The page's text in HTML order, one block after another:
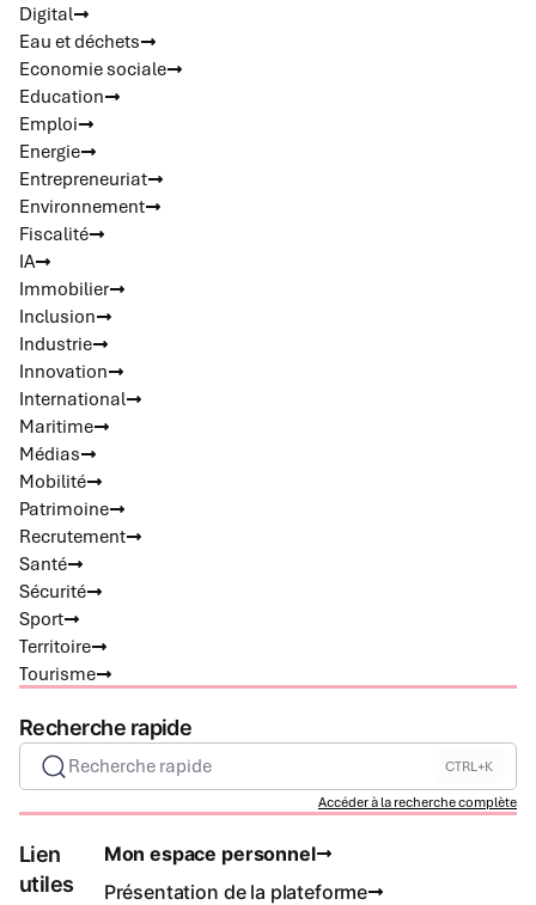
Digital
Eau et déchets
Economie sociale
Education
Emploi
Energie
Entrepreneuriat
Environnement
Fiscalité
IA
Immobilier
Inclusion
Industrie
Innovation
International
Maritime
Médias
Mobilité
Patrimoine
Recrutement
Santé
Sécurité
Sport
Territoire
Tourisme
Recherche rapide
Recherche rapide CTRL+K
Accéder à la recherche complète
Lien
utiles
Mon espace personnel
Présentation de la plateforme